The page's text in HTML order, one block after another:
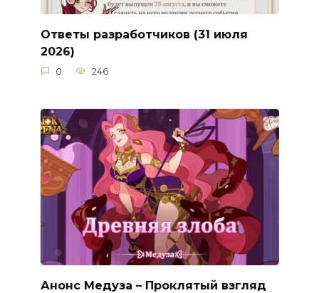
Ответы разработчиков (31 июля
2026)
0 246
Анонс Медуза – Проклятый взгляд